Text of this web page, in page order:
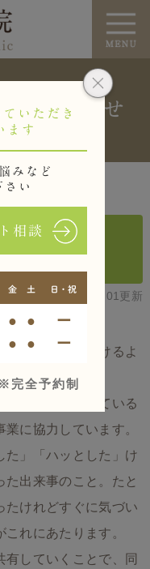
いただき
ます
みなど
さい
相談
金 土 日・祝
● ● ー
● ● ー
全予約制
お知らせ
ついて
2025.07.01更新
受けていただけるよ
んでいます。
価機構」が行っている
に協力しています。
た」「ハッとした」け
出来事のこと。たと
たけれどすぐに気づい
れにあたります。
していくことで、同